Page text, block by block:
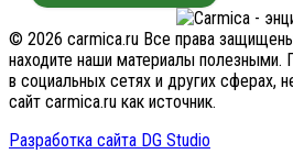
© 2026 carmica.ru Все права
находите наши материалы полезными.
в социальных сетях и других сферах,
сайт carmica.ru как источник.
Разработка сайта DG Studio